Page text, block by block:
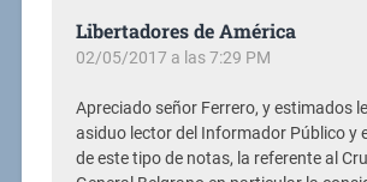
Libertadores de América
02/05/2017 a las 7:29 PM
Apreciado señor Ferrero, y estimados
asiduo lector del Informador Público y
de este tipo de notas, la referente al